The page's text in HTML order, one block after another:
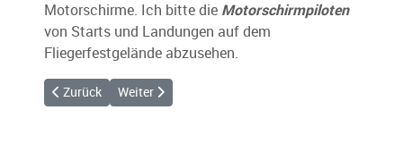
Motorschirme. Ich bitte die Motorschirmpiloten
von Starts und Landungen auf dem
Fliegerfestgelände abzusehen.
Vorheriger Beitrag: Fliegerfest Lasserg war ein voller Erfolg
Zurück Nächster Beitrag: Streckenflugseminar und Palz-
Weiter